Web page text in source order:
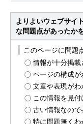
よりよいウェブサイ
な問題点があったか
このページに問題
情報が十分掲
ページの構成
文章や表現が
この情報を見
古い情報なの
特に問題無く